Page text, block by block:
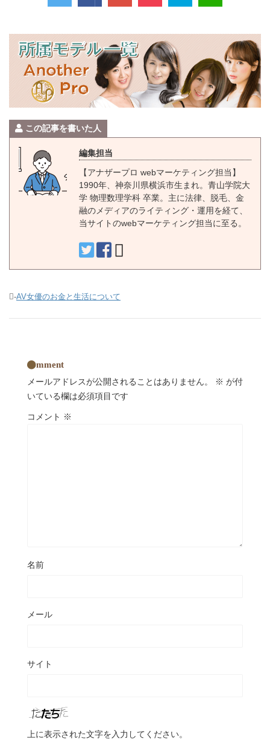
この記事を書いた人
編集担当
【アナザープロ webマーケティング担当】
1990年、神奈川県横浜市生まれ。青山学院大
学 物理数理学科 卒業。主に法律、脱毛、金
融のメディアのライティング・運用を経て、
当サイトのwebマーケティング担当に至る。
-AV女優のお金と生活について
comment
メールアドレスが公開されることはありません。
※ が付
いている欄は必須項目です
コメント ※
名前
メール
サイト
上に表示された文字を入力してください。